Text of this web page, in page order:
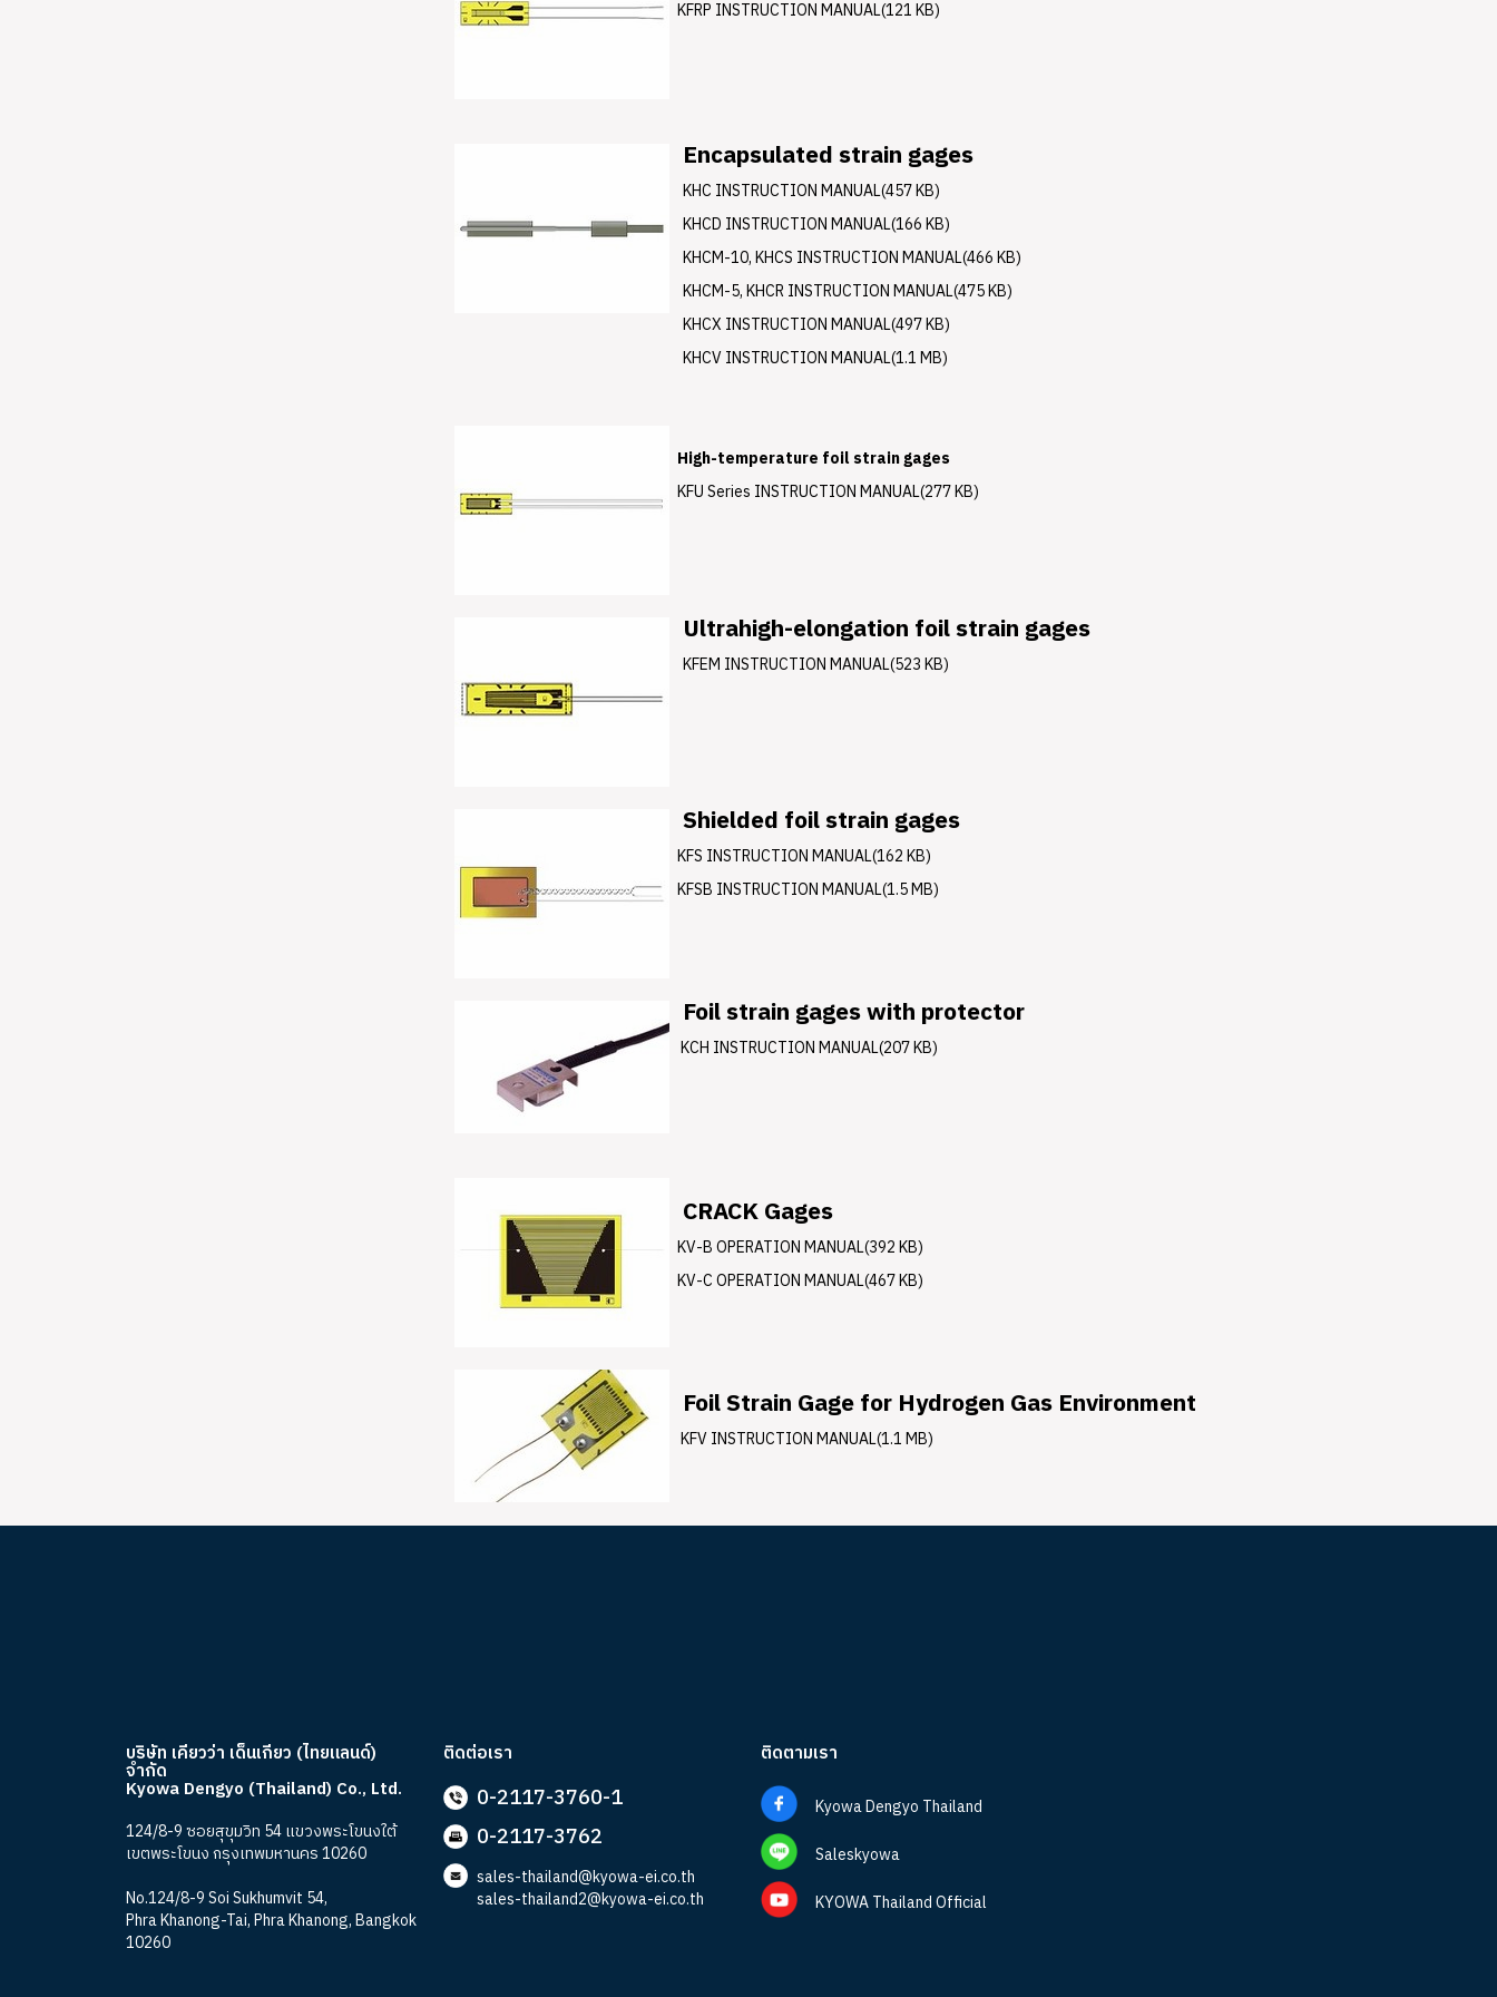
KFRP INSTRUCTION MANUAL(121 KB)
Encapsulated strain gages
KHC INSTRUCTION MANUAL(457 KB)
KHCD INSTRUCTION MANUAL(166 KB)
KHCM-10, KHCS INSTRUCTION MANUAL(466 KB)
KHCM-5, KHCR INSTRUCTION MANUAL(475 KB)
KHCX INSTRUCTION MANUAL(497 KB)
KHCV INSTRUCTION MANUAL(1.1 MB)
High-temperature foil strain gages
KFU Series INSTRUCTION MANUAL(277 KB)
Ultrahigh-elongation foil strain gages
KFEM INSTRUCTION MANUAL(523 KB)
Shielded foil strain gages
KFS INSTRUCTION MANUAL(162 KB)
KFSB INSTRUCTION MANUAL(1.5 MB)
Foil strain gages with protector
KCH INSTRUCTION MANUAL(207 KB)
CRACK Gages
KV-B OPERATION MANUAL(392 KB)
KV-C OPERATION MANUAL(467 KB)
Foil Strain Gage for Hydrogen Gas Environment
KFV INSTRUCTION MANUAL(1.1 MB)
บริษัท เคียวว่า เด็นเกียว (ไทยแลนด์)
จำกัด
Kyowa Dengyo (Thailand) Co., Ltd.
124/8-9 ซอยสุขุมวิท 54 แขวงพระโขนงใต้
เขตพระโขนง กรุงเทพมหานคร 10260
No.124/8-9 Soi Sukhumvit 54,
Phra Khanong-Tai, Phra Khanong, Bangkok
10260
ติดต่อเรา
0-2117-3760-1
0-2117-3762
sales-thailand@kyowa-ei.co.th
sales-thailand2@kyowa-ei.co.th
ติดตามเรา
Kyowa Dengyo Thailand
Saleskyowa
KYOWA Thailand Official